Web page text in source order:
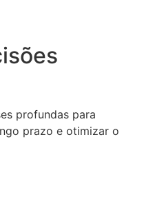
profundas para
prazo e otimizar o